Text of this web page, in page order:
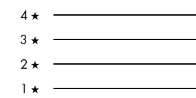
4 ★
3 ★
2 ★
1 ★